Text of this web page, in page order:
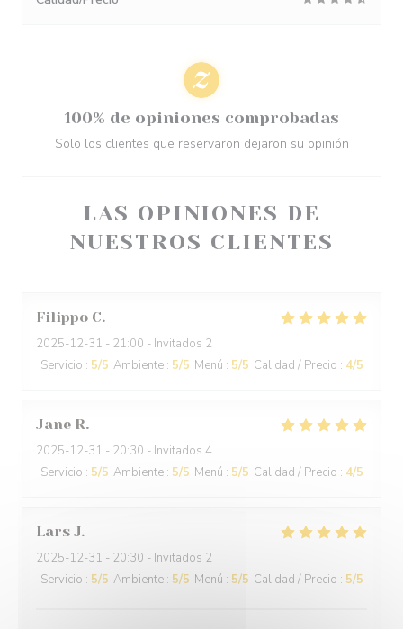
LAS OPINIONES DE
NUESTROS CLIENTES
Filippo C
2025-12-31 - 21:00 - Invitados 2
Servicio : 5/5 Ambiente : 5/5 Menú : 5/5 Calidad / Precio : 4/5
Jane R
2025-12-31 - 20:30 - Invitados 4
Servicio : 5/5 Ambiente : 5/5 Menú : 5/5 Calidad / Precio : 4/5
Lars J
2025-12-31 - 20:30 - Invitados 2
Servicio : 5/5 Ambiente : 5/5 Menú : 5/5 Calidad / Precio : 5/5
100% de opiniones comprobadas
Solo los clientes que reservaron dejaron su opinión